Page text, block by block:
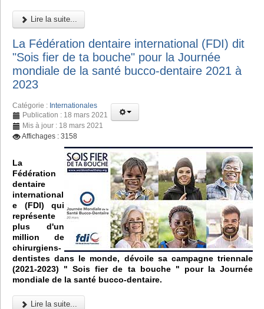
Lire la suite...
La Fédération dentaire international (FDI) dit
"Sois fier de ta bouche" pour la Journée
mondiale de la santé bucco-dentaire 2021 à
2023
Catégorie : Internationales
Publication : 18 mars 2021
Mis à jour : 18 mars 2021
Affichages : 3158
La
Fédération
dentaire
international
e (FDI) qui
représente
plus d'un
million de
chirurgiens-
dentistes dans le monde, dévoile sa campagne triennale
(2021-2023) " Sois fier de ta bouche " pour la Journée
mondiale de la santé bucco-dentaire.
Lire la suite...